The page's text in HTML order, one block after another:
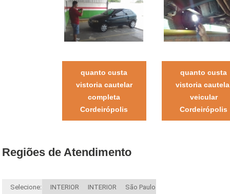
quanto custa
vistoria cautelar
completa
Cordeirópolis
quanto custa
vistoria
veicular
Cordeirópolis
Regiões de Atendimento
Selecione: INTERIOR INTERIOR São Paulo